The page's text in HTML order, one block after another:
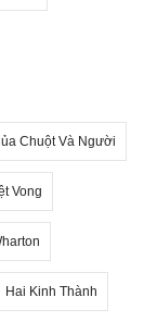
Chuột Và Người
Vong
Hai Kinh Thành